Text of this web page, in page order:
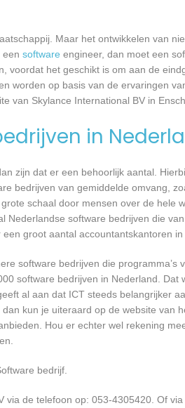
Maar het ontwikkelen van
een software engineer, dan moet een
voordat het geschikt is om aan de
worden op basis van de ervaringen
van Skylance International BV in
in
zijn dat er een behoorlijk aantal.
bedrijven van gemiddelde omvang,
schaal door mensen over de hele
Nederlandse software bedrijven die
groot aantal accountantskantoren
software bedrijven die
software bedrijven in Nederland.
al aan dat ICT steeds belangrijker
kun je uiteraard op de website van
Hou er echter wel rekening
bedrijf.
via de telefoon op: 053-4305420. Of via